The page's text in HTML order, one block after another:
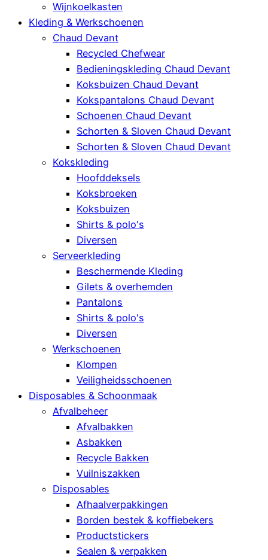
Wijnkoelkasten
Kleding & Werkschoenen
Chaud Devant
Recycled Chefwear
Bedieningskleding Chaud Devant
Koksbuizen Chaud Devant
Kokspantalons Chaud Devant
Schoenen Chaud Devant
Schorten & Sloven Chaud Devant
Schorten & Sloven Chaud Devant
Kokskleding
Hoofddeksels
Koksbroeken
Koksbuizen
Shirts & polo's
Diversen
Serveerkleding
Beschermende Kleding
Gilets & overhemden
Pantalons
Shirts & polo's
Diversen
Werkschoenen
Klompen
Veiligheidsschoenen
Disposables & Schoonmaak
Afvalbeheer
Afvalbakken
Asbakken
Recycle Bakken
Vuilniszakken
Disposables
Afhaalverpakkingen
Borden bestek & koffiebekers
Productstickers
Sealen & verpakken